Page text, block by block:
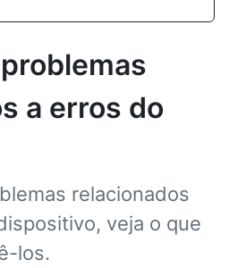
a erros do
relacionados
veja o que
los.